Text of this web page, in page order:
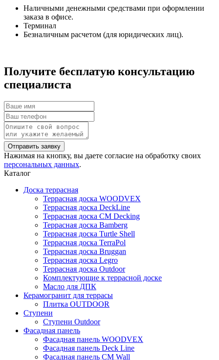
Наличными денежными средствами при оформлении
заказа в офисе.
Терминал
Безналичным расчетом (для юридических лиц).
Получите бесплатую консультацию
специалиста
Нажимая на кнопку, вы даете согласие на обработку своих
персональных данных.
Каталог
Доска террасная
Террасная доска WOODVEX
Террасная доска DeckLine
Террасная доска CM Decking
Террасная доска Bamberg
Террасная доска Turtle Shell
Террасная доска TerraPol
Террасная доска Bruggan
Террасная доска Legro
Террасная доска Outdoor
Комплектующие к террасной доске
Масло для ДПК
Керамогранит для террасы
Плитка OUTDOOR
Ступени
Ступени Outdoor
Фасадная панель
Фасадная панель WOODVEX
Фасадная панель Deck Line
Фасадная панель CM Wall